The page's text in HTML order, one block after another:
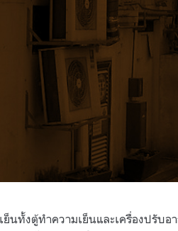
นทั้งตู้ทำความเย็นและเครื่องปรับอ